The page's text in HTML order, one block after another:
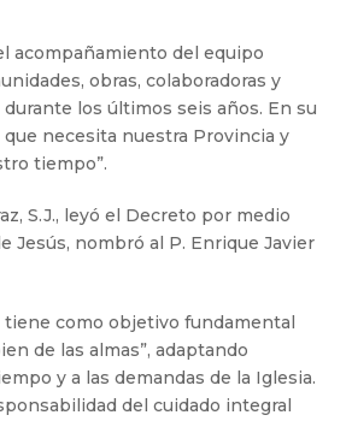
acompañamiento del equipo
obras, colaboradoras y
los últimos seis años. En su
necesita nuestra Provincia y
tiempo”.
S.J., leyó el Decreto por medio
Jesús, nombró al P. Enrique Javier
como objetivo fundamental
de las almas”, adaptando
y a las demandas de la Iglesia.
del cuidado integral